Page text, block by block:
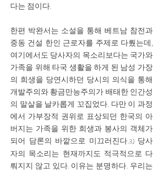
다는 점이다.
한편 박완서는 소설을 통해 베트남 참전과
중동 건설 한인 근로자를 주제로 다뤘는데,
여기에서도 당사자의 목소리보다는 국가와
가족을 위해 타국 생활을 하게 된 남성 가장
의 희생을 당연시하던 당시의 의식을 통해
개발주의와 황금만능주의가 배태한 인간성
의 말살을 날카롭게 꼬집었다. 다만 이 과정
에서 가부장적 권위로 표상되던 한국의 아
버지는 가족을 위한 희생과 봉사의 객체가
되어 담론의 바깥으로 미끄러진다.3) 당사
자의 목소리는 현재까지도 적극적으로 다
뤄지지 않고 있다. 이유는 분명하다. 우리는